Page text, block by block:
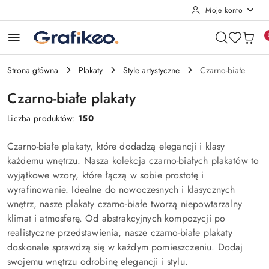
Moje konto
Strona główna Plakaty Style artystyczne Czarno-białe
Czarno-białe plakaty
Liczba produktów: 150
Czarno-białe plakaty, które dodadzą elegancji i klasy
każdemu wnętrzu. Nasza kolekcja czarno-białych plakatów to
wyjątkowe wzory, które łączą w sobie prostotę i
wyrafinowanie. Idealne do nowoczesnych i klasycznych
wnętrz, nasze plakaty czarno-białe tworzą niepowtarzalny
klimat i atmosferę. Od abstrakcyjnych kompozycji po
realistyczne przedstawienia, nasze czarno-białe plakaty
doskonale sprawdzą się w każdym pomieszczeniu. Dodaj
swojemu wnętrzu odrobinę elegancji i stylu.